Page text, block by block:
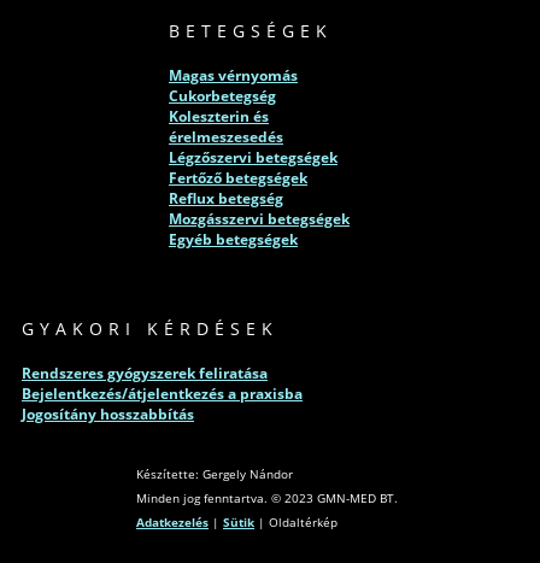
BETEGSÉGEK
Magas vérnyomás
Cukorbetegség
Koleszterin és
érelmeszesedés
Légzőszervi betegségek
Fertőző betegségek
Reflux betegség
Mozgásszervi betegségek
Egyéb betegségek
GYAKORI KÉRDÉSEK
Rendszeres gyógyszerek feliratása
Bejelentkezés/átjelentkezés a praxisba
Jogosítány hosszabbítás
Készítette: Gergely Nándor
Minden jog fenntartva. © 2023 GMN-MED BT.
Adatkezelés | Sütik | Oldaltérkép